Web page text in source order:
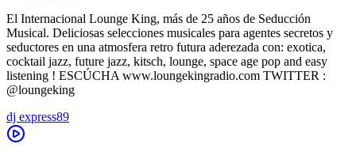
El Internacional Lounge King, más de 25 años de Seducción
Musical. Deliciosas selecciones musicales para agentes secretos y
seductores en una atmosfera retro futura aderezada con: exotica,
cocktail jazz, future jazz, kitsch, lounge, space age pop and easy
listening ! ESCÚCHA www.loungekingradio.com TWITTER :
@loungeking
dj express89